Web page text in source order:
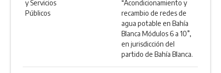
y Servicios
Públicos
“Acondicionamiento y
recambio de redes de
agua potable en Bahía
Blanca Módulos 6 a 10”,
en jurisdicción del
partido de Bahía Blanca.